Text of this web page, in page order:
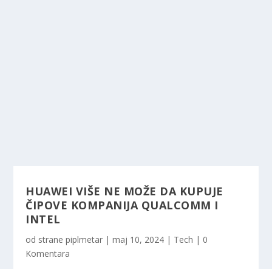
HUAWEI VIŠE NE MOŽE DA KUPUJE
ČIPOVE KOMPANIJA QUALCOMM I
INTEL
od stranepiplmetar |maj 10, 2024 | Tech | 0
Komentara